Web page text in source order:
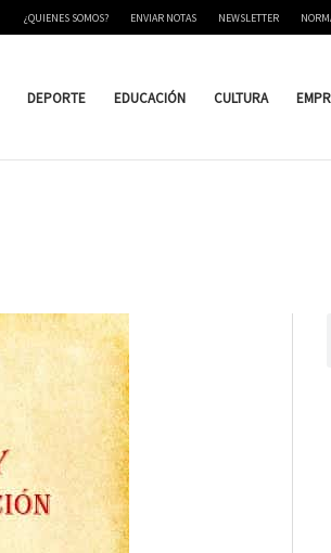
¿QUIENES SOMOS? ENVIAR NOTAS NEWSLETTER
DEPORTE EDUCACIÓN CULTURA